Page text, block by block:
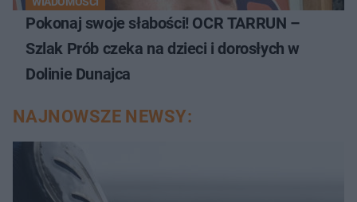
Pokonaj swoje słabości! OCR TARRUN –
Szlak Prób czeka na dzieci i dorosłych w
Dolinie Dunajca
NAJNOWSZE NEWSY: